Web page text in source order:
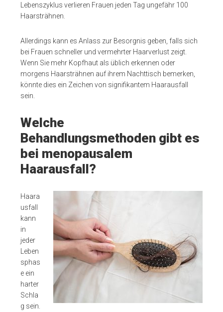
Lebenszyklus verlieren Frauen jeden Tag ungefähr 100
Haarsträhnen.
Allerdings kann es Anlass zur Besorgnis geben, falls sich
bei Frauen schneller und vermehrter Haarverlust zeigt.
Wenn Sie mehr Kopfhaut als üblich erkennen oder
morgens Haarsträhnen auf ihrem Nachttisch bemerken,
könnte dies ein Zeichen von signifikantem Haarausfall
sein.
Welche
Behandlungsmethoden gibt es
bei menopausalem
Haarausfall?
Haara
usfall
kann
in
jeder
Leben
sphas
e ein
harter
Schla
g sein.